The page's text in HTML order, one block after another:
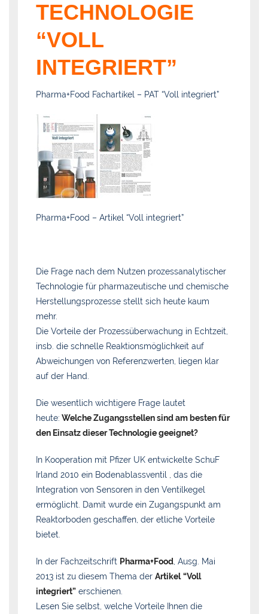
TECHNOLOGIE
“VOLL
INTEGRIERT”
Pharma+Food Fachartikel – PAT “Voll integriert”
Pharma+Food – Artikel “Voll integriert”
Die Frage nach dem Nutzen prozessanalytischer
Technologie für pharmazeutische und chemische
Herstellungsprozesse stellt sich heute kaum
mehr.
Die Vorteile der Prozessüberwachung in Echtzeit,
insb. die schnelle Reaktionsmöglichkeit auf
Abweichungen von Referenzwerten, liegen klar
auf der Hand.
Die wesentlich wichtigere Frage lautet
heute: Welche Zugangsstellen sind am besten für
den Einsatz dieser Technologie geeignet?
In Kooperation mit Pfizer UK entwickelte SchuF
Irland 2010 ein Bodenablassventil , das die
Integration von Sensoren in den Ventilkegel
ermöglicht. Damit wurde ein Zugangspunkt am
Reaktorboden geschaffen, der etliche Vorteile
bietet.
In der Fachzeitschrift Pharma+Food , Ausg. Mai
2013 ist zu diesem Thema der Artikel “Voll
integriert” erschienen.
Lesen Sie selbst, welche Vorteile Ihnen die